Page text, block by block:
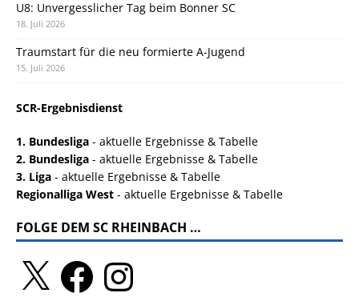
U8: Unvergesslicher Tag beim Bonner SC
18. Juli 2026
Traumstart für die neu formierte A-Jugend
15. Juli 2026
SCR-Ergebnisdienst
1. Bundesliga - aktuelle Ergebnisse & Tabelle
2. Bundesliga - aktuelle Ergebnisse & Tabelle
3. Liga - aktuelle Ergebnisse & Tabelle
Regionalliga West - aktuelle Ergebnisse & Tabelle
FOLGE DEM SC RHEINBACH …